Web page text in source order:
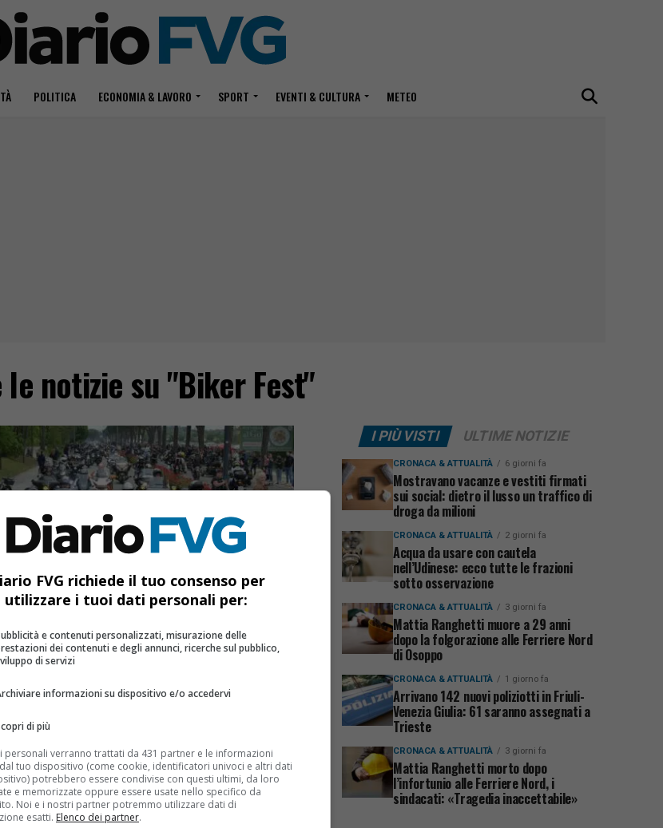
POLITICA ECONOMIA & LAVORO SPORT EVENTI & CULTURA METEO
notizie su "Biker Fest"
& CULTURA 3 anni fa
il week-end del Biker Fest di
con 120 mila partecipanti
Demo Ride non solo ha confermato il
addirittura superato con quasi 4.000 prove su
I PIÙ VISTI ULTIME NOTIZIE
CRONACA & ATTUALITÀ 6 giorni fa
Mostravano vacanze e vestiti firmati
sui social: dietro il lusso un traffico di
droga da milioni
CRONACA & ATTUALITÀ 2 giorni fa
Acqua da usare con cautela
nell’Udinese: ecco tutte le frazioni
sotto osservazione
CRONACA & ATTUALITÀ 3 giorni fa
Mattia Ranghetti muore a 29 anni
dopo la folgorazione alle Ferriere Nord
di Osoppo
CRONACA & ATTUALITÀ 1 giorno fa
Arrivano 142 nuovi poliziotti in Friuli-
Venezia Giulia: 61 saranno assegnati a
Trieste
CRONACA & ATTUALITÀ 3 giorni fa
Mattia Ranghetti morto dopo
l’infortunio alle Ferriere Nord, i
sindacati: «Tragedia inaccettabile»
FVG richiede il tuo consenso per
utilizzare i tuoi dati personali per:
e contenuti personalizzati, misurazione delle
dei contenuti e degli annunci, ricerche sul pubblico,
di servizi
informazioni su dispositivo e/o accedervi
di più
personali verranno trattati da 431 partner e le informazioni
tuo dispositivo (come cookie, identificatori univoci e altri dati
potrebbero essere condivise con questi ultimi, da loro
e memorizzate oppure essere usate nello specifico da
Noi e i nostri partner potremmo utilizzare dati di
esatti. Elenco dei partner.